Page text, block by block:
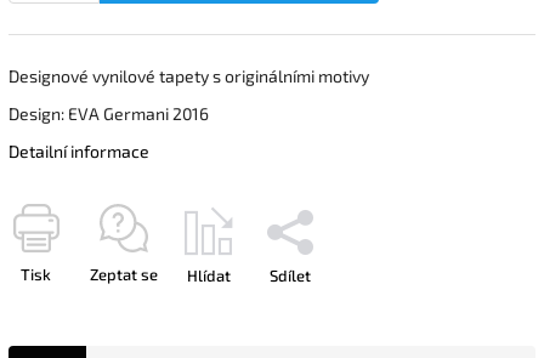
Designové vynilové tapety s originálními motivy
Design: EVA Germani 2016
Detailní informace
Tisk Zeptat se Hlídat Sdílet